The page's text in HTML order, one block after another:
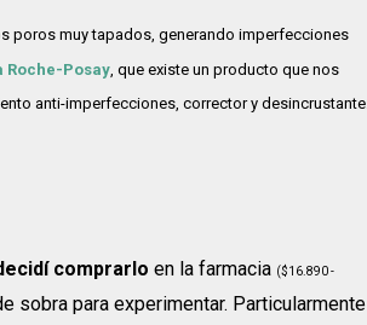
poros muy tapados, generando imperfecciones
Roche-Posay , que existe un producto que nos
anti-imperfecciones, corrector y desincrustante.
comprarlo en la farmacia ($16.890 -
sobra para experimentar. Particularmente